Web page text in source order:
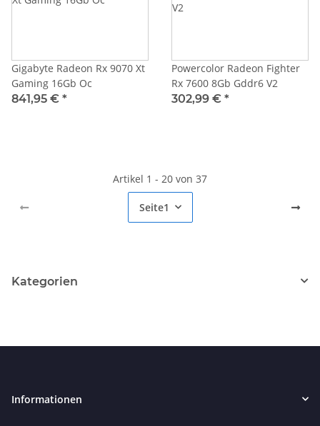
Gigabyte Radeon Rx 9070 Xt
Gaming 16Gb Oc
841,95 € *
Powercolor Radeon Fighter
Rx 7600 8Gb Gddr6 V2
302,99 € *
Artikel 1 - 20 von 37
Seite1
Kategorien
Informationen